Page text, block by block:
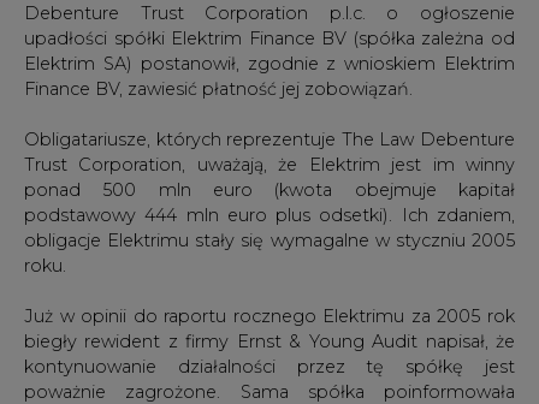
Debenture Trust Corporation p.l.c. o ogłoszenie
upadłości spółki Elektrim Finance BV (spółka zależna od
Elektrim SA) postanowił, zgodnie z wnioskiem Elektrim
Finance BV, zawiesić płatność jej zobowiązań.
Obligatariusze, których reprezentuje The Law Debenture
Trust Corporation, uważają, że Elektrim jest im winny
ponad 500 mln euro (kwota obejmuje kapitał
podstawowy 444 mln euro plus odsetki). Ich zdaniem,
obligacje Elektrimu stały się wymagalne w styczniu 2005
roku.
Już w opinii do raportu rocznego Elektrimu za 2005 rok
biegły rewident z firmy Ernst & Young Audit napisał, że
kontynuowanie działalności przez tę spółkę jest
poważnie zagrożone. Sama spółka poinformowała